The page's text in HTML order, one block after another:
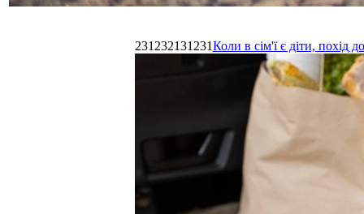
231232131231Коли в сім'ї є діти,